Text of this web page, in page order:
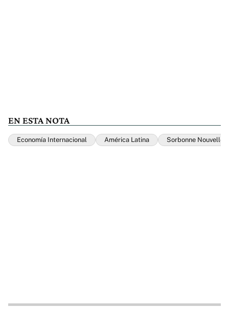
EN ESTA NOTA
Economía Internacional América Latina Sorbonne Nouvelle